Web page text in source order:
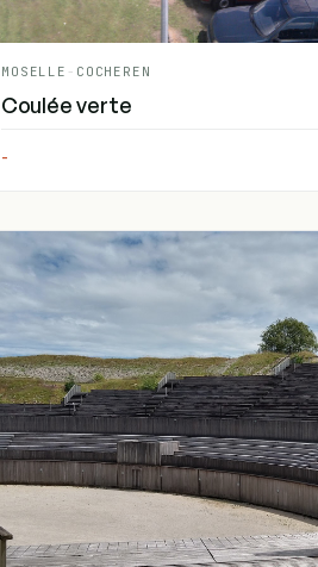
MOSELLE - COCHEREN
Coulée verte
-